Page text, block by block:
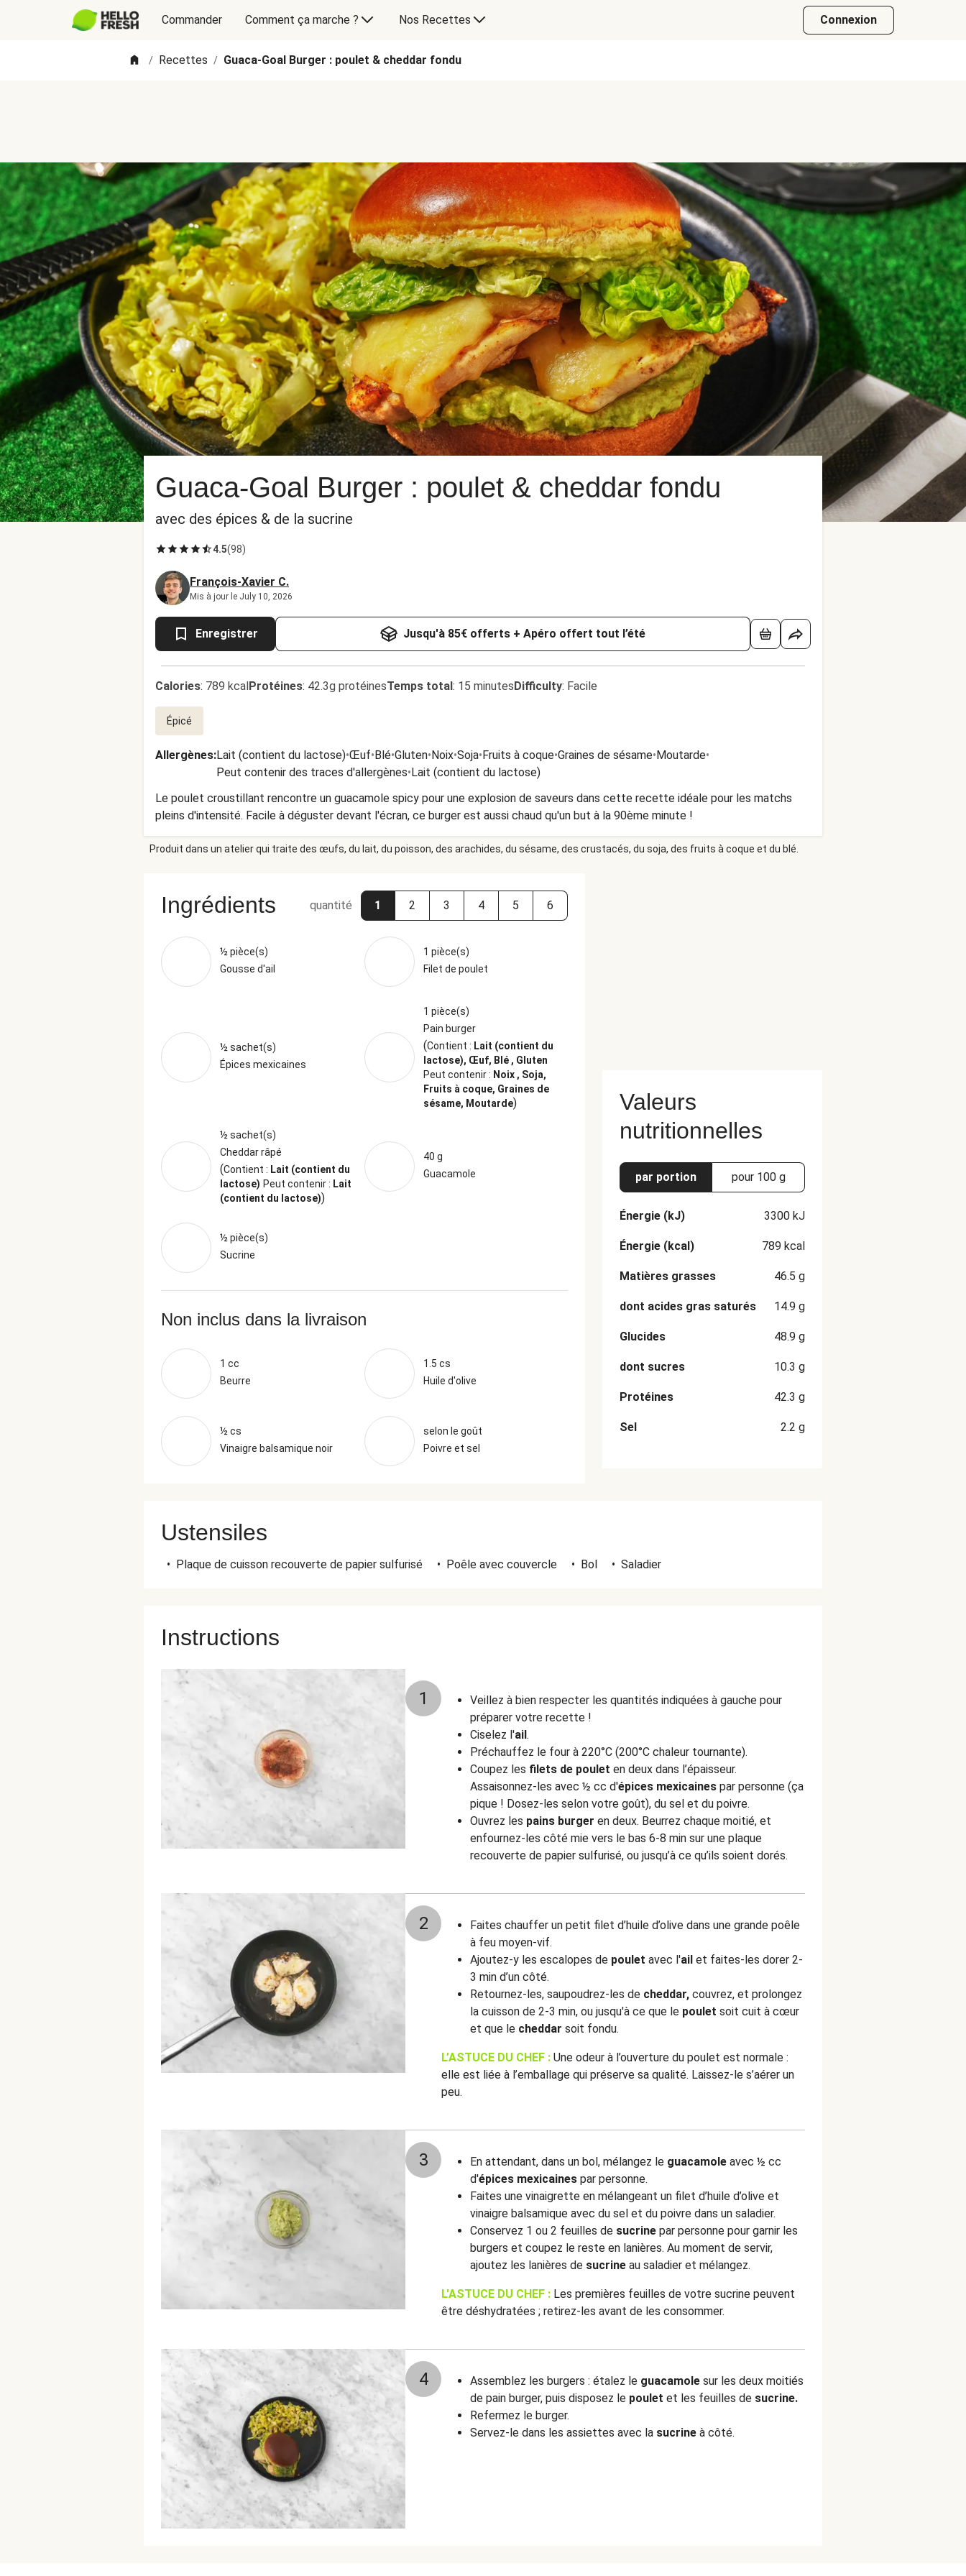
Commander Comment ça marche ? Nos Recettes Connexion
/ Recettes / Guaca-Goal Burger : poulet & cheddar fondu
Guaca-Goal Burger : poulet & cheddar fondu
avec des épices & de la sucrine
4.5(98)
François-Xavier C.
Mis à jour le July 10, 2026
Enregistrer Jusqu'à 85€ offerts + Apéro offert tout l’été
Calories: 789 kcalProtéines: 42.3g protéinesTemps total: 15 minutesDifficulty: Facile
Épicé
Allergènes:Lait (contient du lactose)•Œuf•Blé•Gluten•Noix•Soja•Fruits à coque•Graines de sésame•Moutarde•
Peut contenir des traces d'allergènes•Lait (contient du lactose)
Le poulet croustillant rencontre un guacamole spicy pour une explosion de saveurs dans cette recette idéale pour les matchs
pleins d'intensité. Facile à déguster devant l'écran, ce burger est aussi chaud qu'un but à la 90ème minute !
Produit dans un atelier qui traite des œufs, du lait, du poisson, des arachides, du sésame, des crustacés, du soja, des fruits à coque et du blé.
Ingrédients quantité 1 2 3 4 5 6
½ pièce(s)
Gousse d'ail
1 pièce(s)
Filet de poulet
½ sachet(s)
Épices mexicaines
1 pièce(s)
Pain burger
(Contient : Lait (contient du
lactose), Œuf, Blé , Gluten
Peut contenir : Noix , Soja,
Fruits à coque, Graines de
sésame, Moutarde)
½ sachet(s)
Cheddar râpé
(Contient : Lait (contient du
lactose) Peut contenir : Lait
(contient du lactose))
40 g
Guacamole
½ pièce(s)
Sucrine
Non inclus dans la livraison
1 cc
Beurre
1.5 cs
Huile d'olive
½ cs
Vinaigre balsamique noir
selon le goût
Poivre et sel
Valeurs
nutritionnelles
par portion pour 100 g
Énergie (kJ) 3300 kJ
Énergie (kcal) 789 kcal
Matières grasses 46.5 g
dont acides gras saturés 14.9 g
Glucides 48.9 g
dont sucres 10.3 g
Protéines 42.3 g
Sel 2.2 g
Ustensiles
• Plaque de cuisson recouverte de papier sulfurisé • Poêle avec couvercle • Bol • Saladier
Instructions
1
Veillez à bien respecter les quantités indiquées à gauche pour
préparer votre recette !
Ciselez l'ail.
Préchauffez le four à 220°C (200°C chaleur tournante).
Coupez les filets de poulet en deux dans l’épaisseur.
Assaisonnez-les avec ½ cc d'épices mexicaines par personne (ça
pique ! Dosez-les selon votre goût), du sel et du poivre.
Ouvrez les pains burger en deux. Beurrez chaque moitié, et
enfournez-les côté mie vers le bas 6-8 min sur une plaque
recouverte de papier sulfurisé, ou jusqu’à ce qu’ils soient dorés.
2
Faites chauffer un petit filet d’huile d’olive dans une grande poêle
à feu moyen-vif.
Ajoutez-y les escalopes de poulet avec l'ail et faites-les dorer 2-
3 min d’un côté.
Retournez-les, saupoudrez-les de cheddar, couvrez, et prolongez
la cuisson de 2-3 min, ou jusqu'à ce que le poulet soit cuit à cœur
et que le cheddar soit fondu.
L’ASTUCE DU CHEF : Une odeur à l’ouverture du poulet est normale :
elle est liée à l’emballage qui préserve sa qualité. Laissez-le s’aérer un
peu.
3 En attendant, dans un bol, mélangez le guacamole avec ½ cc
d'épices mexicaines par personne.
Faites une vinaigrette en mélangeant un filet d’huile d’olive et
vinaigre balsamique avec du sel et du poivre dans un saladier.
Conservez 1 ou 2 feuilles de sucrine par personne pour garnir les
burgers et coupez le reste en lanières. Au moment de servir,
ajoutez les lanières de sucrine au saladier et mélangez.
L'ASTUCE DU CHEF : Les premières feuilles de votre sucrine peuvent
être déshydratées ; retirez-les avant de les consommer.
4 Assemblez les burgers : étalez le guacamole sur les deux moitiés
de pain burger, puis disposez le poulet et les feuilles de sucrine.
Refermez le burger.
Servez-le dans les assiettes avec la sucrine à côté.